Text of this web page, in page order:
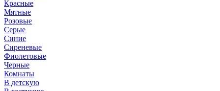
Красные
Мятные
Розовые
Серые
Синие
Сиреневые
Фиолетовые
Черные
Комнаты
В детскую